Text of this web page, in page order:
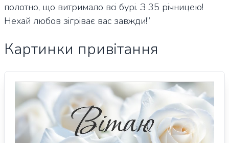
полотно, що витримало всі бурі. З 35 річницею!
Нехай любов зігріває вас завжди!”
Картинки привітання